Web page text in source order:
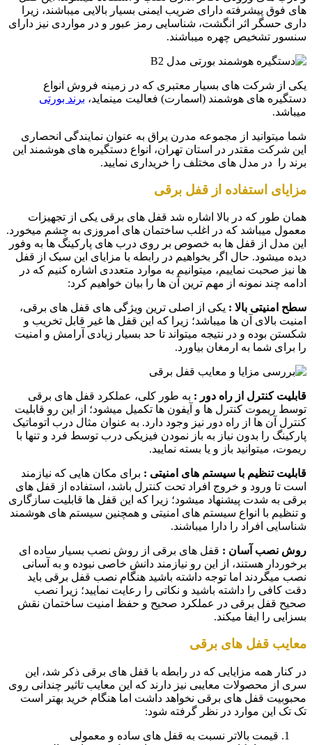
های فوق پیشرفته دارای ضریب ایمنی بسیار بالایی میباشند، زیرا
داری حسگر اثر انگشت، شناسایی رمز عبور و در مواردی نیز دارای
سنسور تشخیص چهره میباشند.
یکی از شرکت های بسیار معتبری که در زمینه فروش انواع
دستگیره های هوشمند (اسمارت) فعالیت مینماید، برند بورتی
میباشد.
شما میتوانید از مجموعه مدرن یراق به عنوان نمایندگی انحصاری
این شرکت مقتدر در استان تهران، انواع دستگیره های هوشمند این
برند را در مدل های مختلف را خریداری نمایید.
مزایای استفاده از قفل برقی
همان طور که در بالا اشاره شد قفل های برقی یکی از تجهیزات
معمول میباشد که در اغلب ساختمان های امروزی به چشم میخورد.
این مدل از قفل ها به خصوص بر روی درب های پارکینگ ها به وفور
دیده میشود. حال اگر بخواهیم در رابطه با مزایای این سبک از قفل
ها نیز صحبت نماییم، میتوانیم به موارد متعددی اشاره کنیم که در
ادامه چند نمونه از مهم ترین آن ها را بیان خواهیم کرد:
سطح امنیتی بالا : یکی از اصلی ترین ویژگی های قفل های برقی،
امنیت بالای آن ها میباشد؛ زیرا که این قفل ها غیر قابل تخریب و
شکستن بوده و در نتیجه میتواند تا حد بسیار زیادی آرامش و امنیت
را برای شما به ارمغان بیاورد.
قابلیت کنترل از راه دور : به طور کلی، عملکرد قفل های برقی
توسط ریموت کنترل ها و آیفون ها تکمیل میشود؛ از این رو قابلیت
کنترل آن ها از راه دور نیز وجود دارد. به عنوان مثال درب اتوماتیک
پارکینگ را بدون نیاز به باز نمودن فیزیکی درب توسط فرد و تنها با
ریموت، میتوانید باز و یا بسته نمایید.
قابلیت تنظیم با سیستم های امنیتی : برای مکان هایی که نیازمند
است تا ورود و خروج افراد تحت کنترل باشد، استفاده از قفل های
برقی به شدت پیشنهاد میشود؛ زیرا که این قفل ها قابلیت سازگاری
و تنظیم با انواع سیستم های امنیتی و همچنین سیستم های هوشمند
شناسایی افراد را دارا میباشند.
روش نصب آسان : قفل های برقی از روش نصب بسیار ساده ای
برخوردار هستند، از این رو نیازمند دانش خاصی نبوده و به آسانی
نصب میگردند اما توجه داشته باشید هنگام نصب قفل برقی باید
دقت کافی را داشته باشید و نکاتی را رعایت نمایید؛ زیرا نصب
صحیح قفل برقی در عملکرد صحیح و حفظ امنیت ساختمان نقش
بسزایی را ایفا میکند.
معایب قفل های برقی
در کنار همه مزایایی که در رابطه با قفل های برقی ذکر شد، این
سری از محصولات معایبی نیز دارند که این معایب تاثیر چندانی روی
محبوبیت قفل های برقی نخواهد داشت اما هنگام خرید بهتر است
تک تک این موارد در نظر گرفته شود:
قیمت بالاتر نسبت به قفل های ساده و معمولی